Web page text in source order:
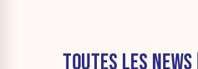
TOUTES LES NEWS